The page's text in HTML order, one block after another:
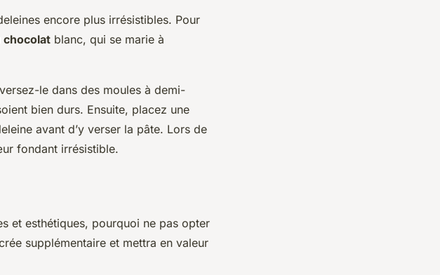
encore plus irrésistibles. Pour
chocolat blanc, qui se marie à
le dans des moules à demi-
bien durs. Ensuite, placez une
avant d’y verser la pâte. Lors de
fondant irrésistible.
et esthétiques, pourquoi ne pas opter
supplémentaire et mettra en valeur